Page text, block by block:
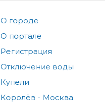
О городе
О портале
Регистрация
Отключение воды
Купели
Королёв - Москва